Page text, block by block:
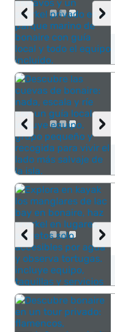
›
‹
›
‹
›
‹